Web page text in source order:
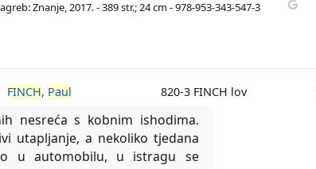
Znanje, 2017. - 389 str.; 24 cm - 978-953-343-547-3
FINCH, Paul 820-3 FINCH lov
nesreća s kobnim ishodima.
utapljanje, a nekoliko tjedana
u automobilu, u istragu se